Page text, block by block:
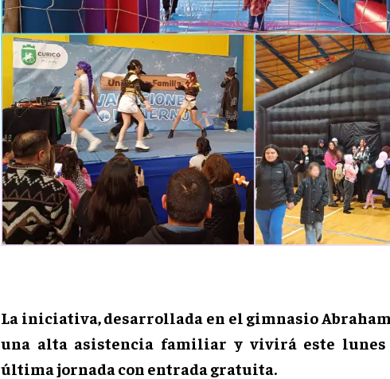
La iniciativa, desarrollada en el gimnasio
una alta asistencia familiar y vivirá este lunes
última jornada con entrada gratuita.